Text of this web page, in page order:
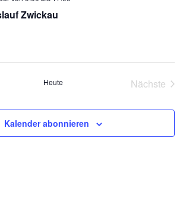
Zwickau
Heute Nächste
Kalender abonnieren